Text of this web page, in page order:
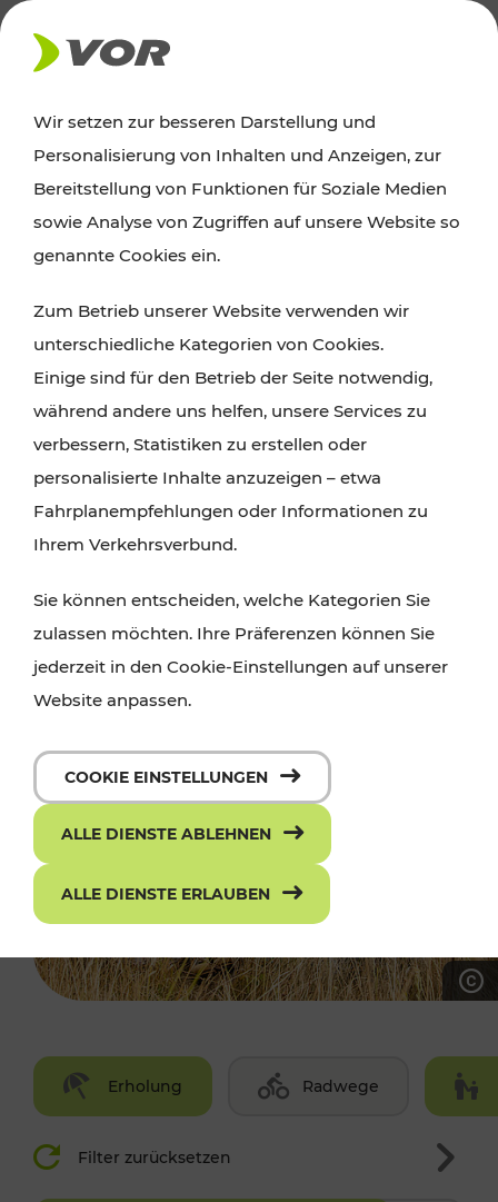
AKTUELLES
Ausflugstipps
Wien, Niederösterreich und das Burgenland
Wanderungen, Kultur und Gastronomie,
Radtouren oder purer Naturgenuss – viele
Attraktionen sind mit den Ticket- und Fahrplan-
Angeboten des VOR gut und schnell erreichbar.
Erholung Radwege
Filter zurücksetzen
Wir setzen zur besseren Darstellung und
Personalisierung von Inhalten und Anzeigen, zur
Bereitstellung von Funktionen für Soziale Medien
sowie Analyse von Zugriffen auf unsere Website so
genannte Cookies ein.
Zum Betrieb unserer Website verwenden wir
unterschiedliche Kategorien von Cookies.
Einige sind für den Betrieb der Seite notwendig,
während andere uns helfen, unsere Services zu
verbessern, Statistiken zu erstellen oder
personalisierte Inhalte anzuzeigen – etwa
Fahrplanempfehlungen oder Informationen zu
Ihrem Verkehrsverbund.
Sie können entscheiden, welche Kategorien Sie
zulassen möchten. Ihre Präferenzen können Sie
jederzeit in den Cookie-Einstellungen auf unserer
Website anpassen.
COOKIE EINSTELLUNGEN
ALLE DIENSTE ABLEHNEN
ALLE DIENSTE ERLAUBEN